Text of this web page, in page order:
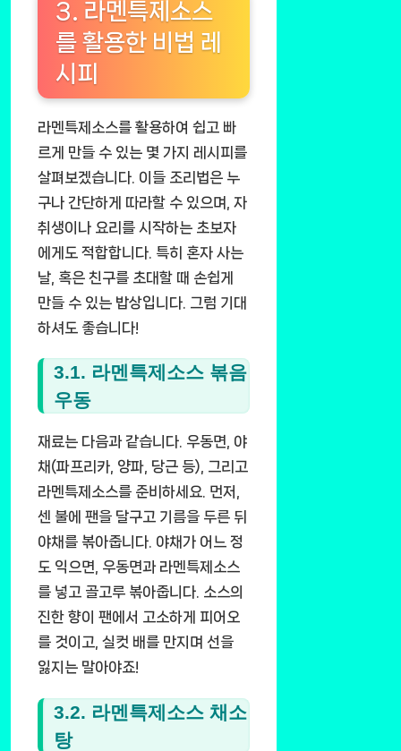
3. 라멘특제소스
를 활용한 비법 레
시피
라멘특제소스를 활용하여 쉽고 빠
르게 만들 수 있는 몇 가지 레시피를
살펴보겠습니다. 이들 조리법은 누
구나 간단하게 따라할 수 있으며, 자
취생이나 요리를 시작하는 초보자
에게도 적합합니다. 특히 혼자 사는
날, 혹은 친구를 초대할 때 손쉽게
만들 수 있는 밥상입니다. 그럼 기대
하셔도 좋습니다!
3.1. 라멘특제소스 볶음
우동
재료는 다음과 같습니다. 우동면, 야
채(파프리카, 양파, 당근 등), 그리고
라멘특제소스를 준비하세요. 먼저,
센 불에 팬을 달구고 기름을 두른 뒤
야채를 볶아줍니다. 야채가 어느 정
도 익으면, 우동면과 라멘특제소스
를 넣고 골고루 볶아줍니다. 소스의
진한 향이 팬에서 고소하게 피어오
를 것이고, 실컷 배를 만지며 선을
잃지는 말아야죠!
3.2. 라멘특제소스 채소
탕